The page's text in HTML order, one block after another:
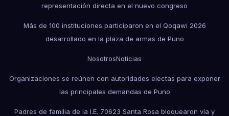
representación directa en el nuevo congreso
Más de 100 instituciones participaron en el Qoqawi 2026
desarrollado en la plaza de armas de Puno
NosotrosNoticias
Organizaciones se reúnen con autoridades electas para exponer
las principales demandas de Puno
Padres de familia de la I.E. 70623 Santa Rosa bloquearon vía y